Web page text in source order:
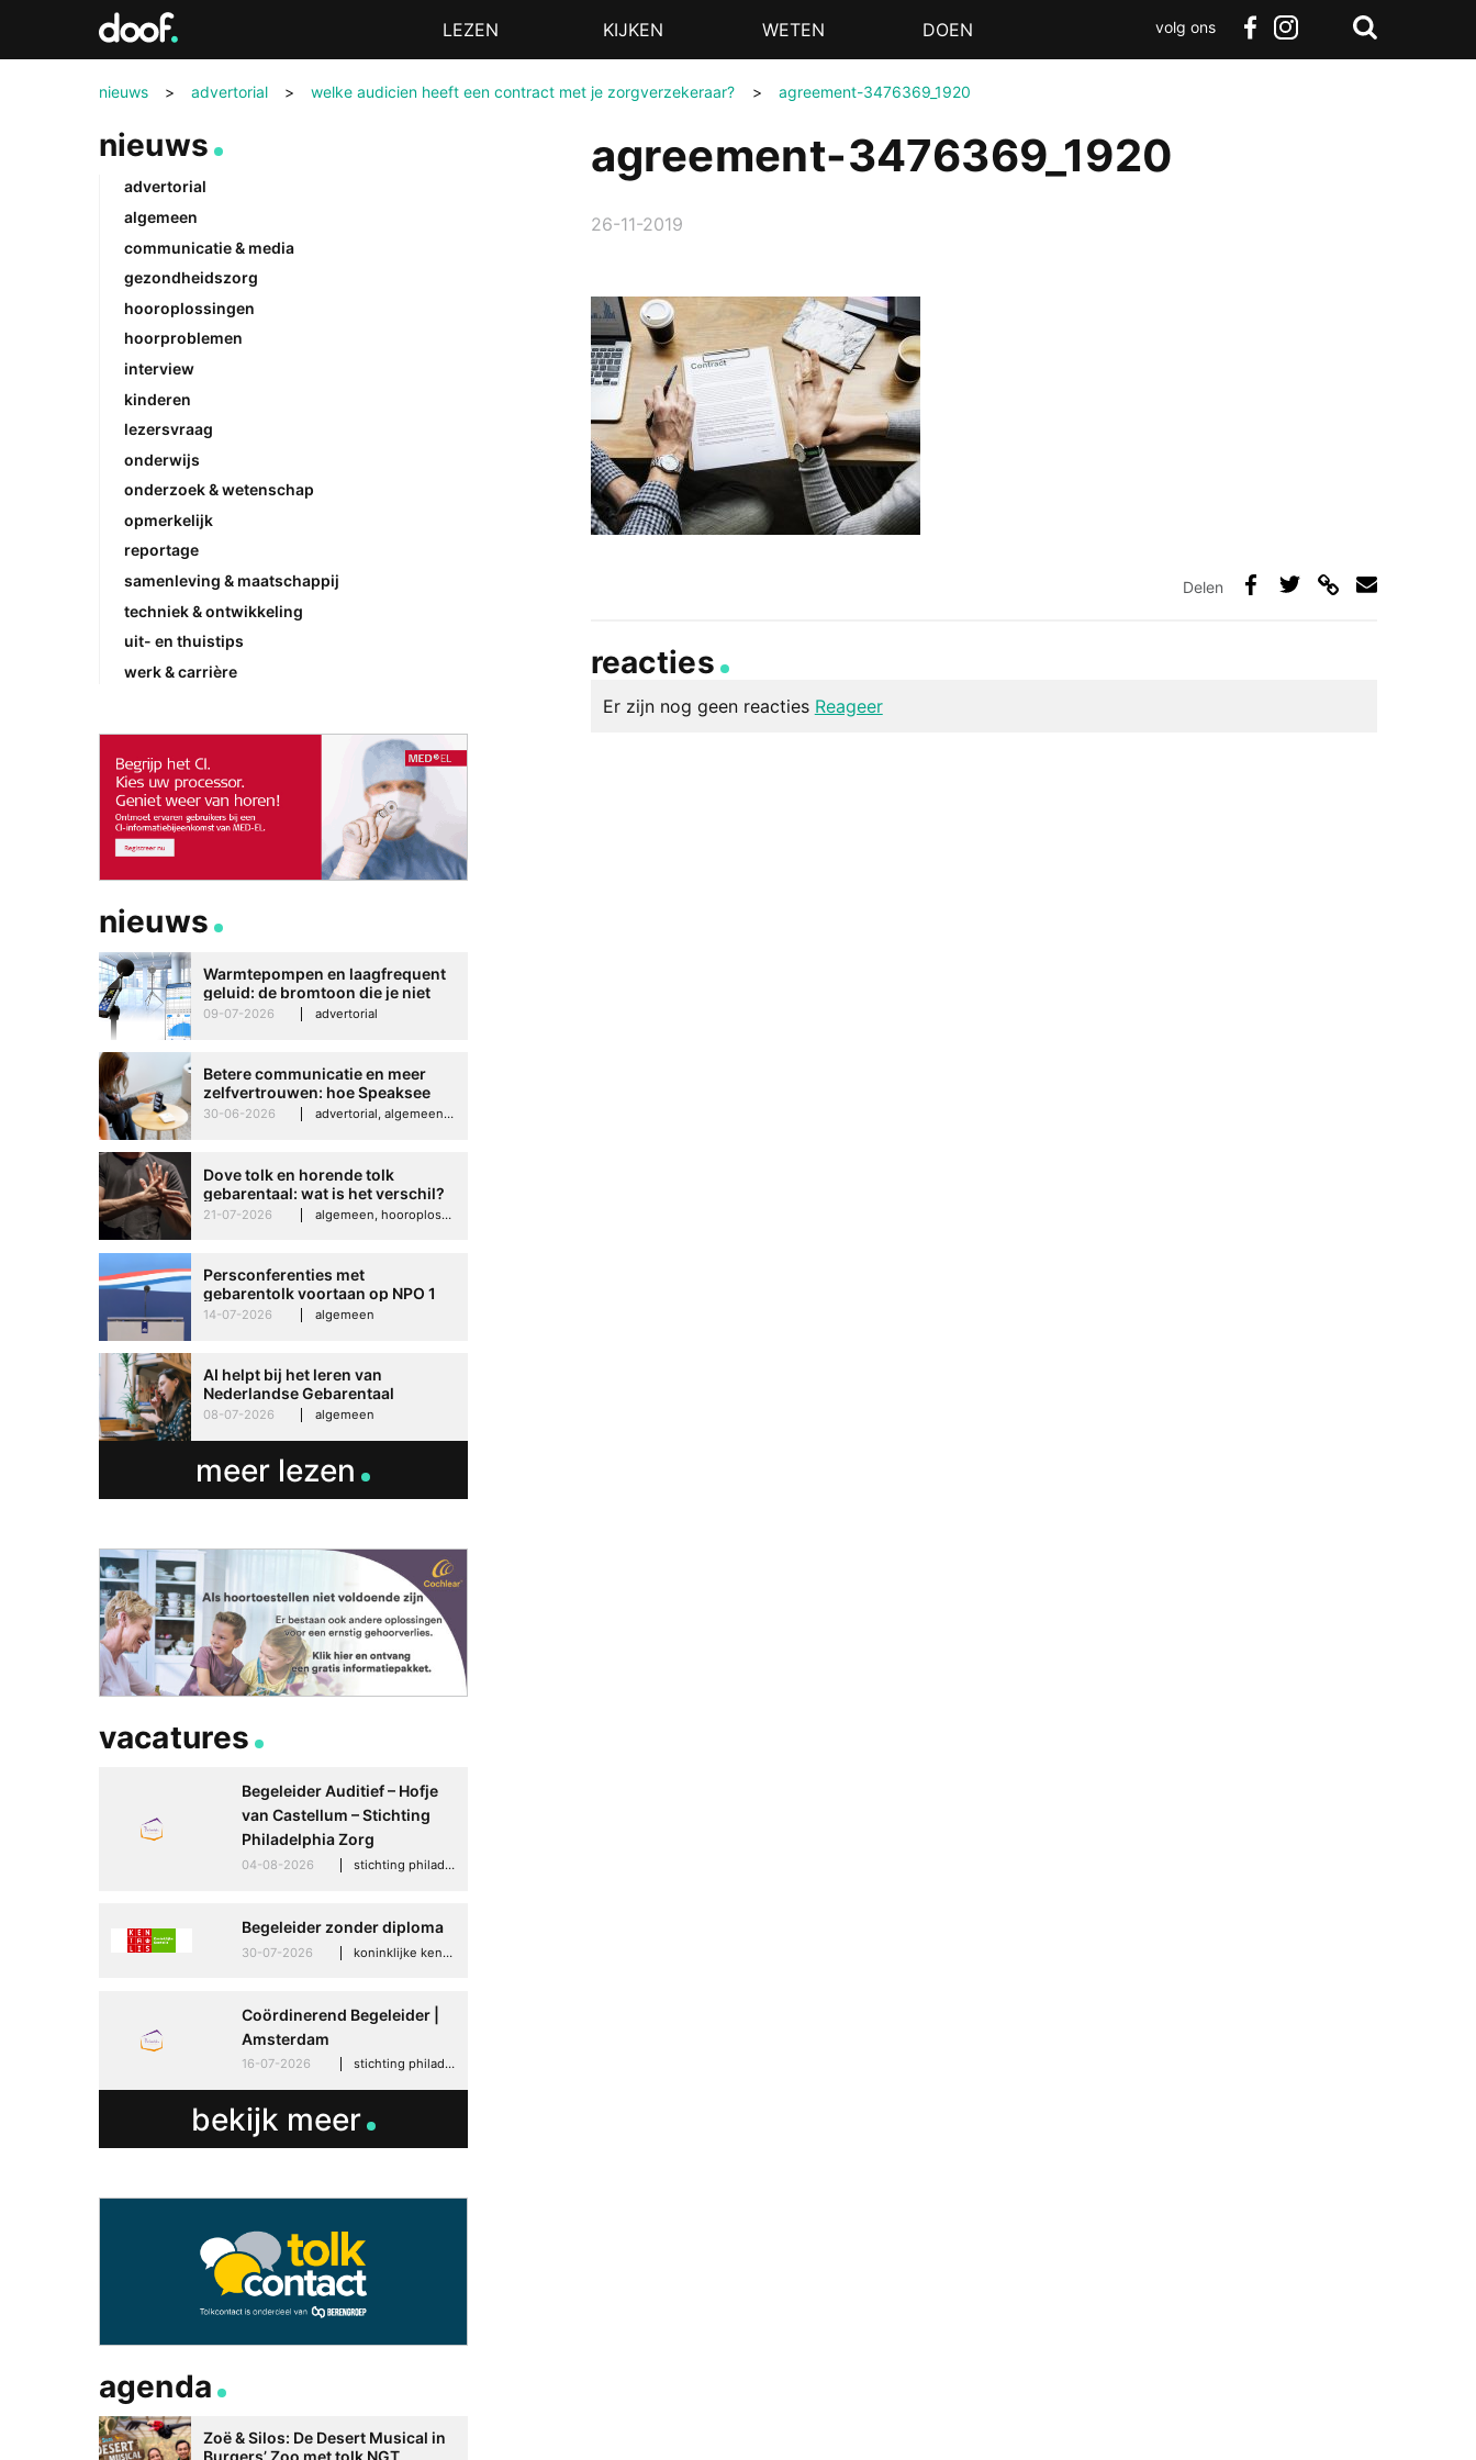
MenuLEZEN KIJKEN WETEN DOEN
volg ons
nieuws > advertorial > welke audicien heeft een contract met je zorgverzekeraar? > agreement-3476369_1920
agreement-3476369_1920
26-11-2019
Delen
reacties
Er zijn nog geen reacties Reageer
nieuws
advertorial
algemeen
communicatie & media
gezondheidszorg
hooroplossingen
hoorproblemen
interview
kinderen
lezersvraag
onderwijs
onderzoek & wetenschap
opmerkelijk
reportage
samenleving & maatschappij
techniek & ontwikkeling
uit- en thuistips
werk & carrière
nieuws
Warmtepompen en laagfrequent
geluid: de bromtoon die je niet
kunt negeren
09-07-2026 advertorial
Betere communicatie en meer
zelfvertrouwen: hoe Speaksee
Imelda helpt om te groeien in
30-06-2026 advertorial, algemeen, hooroplossingen, interview
Dove tolk en horende tolk
gebarentaal: wat is het verschil?
21-07-2026 algemeen, hooroplossingen, hoorproblemen, samenleving & maatschappij
Persconferenties met
gebarentolk voortaan op NPO 1
Extra
14-07-2026 algemeen
AI helpt bij het leren van
Nederlandse Gebarentaal
08-07-2026 algemeen
meer lezen
vacatures
Begeleider Auditief – Hofje
van Castellum – Stichting
Philadelphia Zorg
04-08-2026 stichting philadelphia zorg, den haag
Begeleider zonder diploma
30-07-2026 koninklijke kentalis, scheveningen
Coördinerend Begeleider |
Amsterdam
16-07-2026 stichting philadelphia zorg, amsterdam
bekijk meer
agenda
Zoë & Silos: De Desert Musical in
Doof.nl
Zoeken
Terug